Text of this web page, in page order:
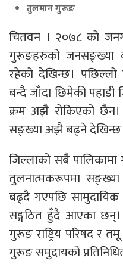
तुलमान गुरूङ
चितवन । २०७८ को
गुरूङहरुको जनसङ्ख्या
रहेको देखिन्छ।
बन्दै जाँदा छिमेकी
क्रम अझै रोकिएको
सङ्ख्या अझै बढ्ने
जिल्लाको सबै
तुलनात्मकरूपमा
बढ्दै गएपछि
सङ्गठित हुँदै आएका
गुरूङ राष्ट्रिय परिषद र
गुरूङ समुदायको